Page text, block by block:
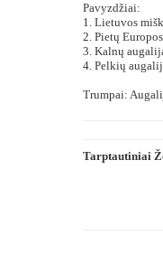
Pavyzdžiai:
1. Lietuvos
2. Pietų
3. Kalnų
4. Pelkių
Trumpai:
Tarptautiniai